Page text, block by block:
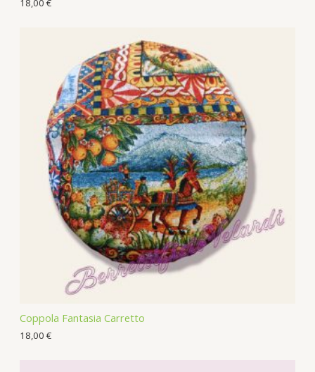
18,00 €
Coppola Fantasia Carretto
18,00 €